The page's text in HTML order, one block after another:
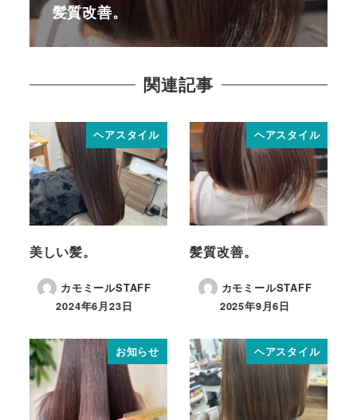
髪質改善。
関連記事
ヘアスタイル
美しい髪。
カモミールSTAFF
2024年6月23日
ヘアスタイル
髪質改善。
カモミールSTAFF
2025年9月6日
お知らせ ヘアスタイル